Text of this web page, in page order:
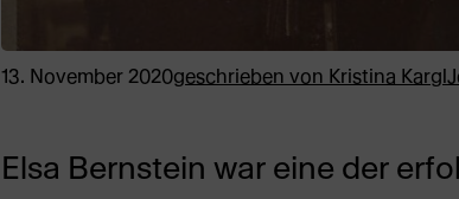
13. November 2020geschrieben von Kristina Kargl
Elsa Bernstein war eine der